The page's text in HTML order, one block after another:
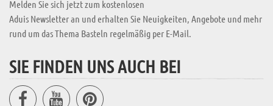
Melden Sie sich jetzt zum kostenlosen
Aduis Newsletter an und erhalten Sie Neuigkeiten, Angebote und mehr
rund um das Thema Basteln regelmäßig per E-Mail.
SIE FINDEN UNS AUCH BEI